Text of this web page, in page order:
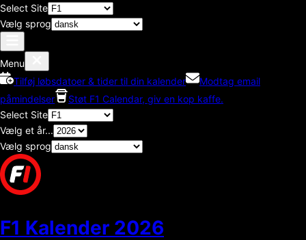
Select Site
Vælg sprog
Menu
Tilføj løbsdatoer & tider til din kalender
Modtag email
påmindelser
Støt F1 Calendar, giv en kop kaffe.
Select Site
Vælg et år...
Vælg sprog
F1 Kalender 2026